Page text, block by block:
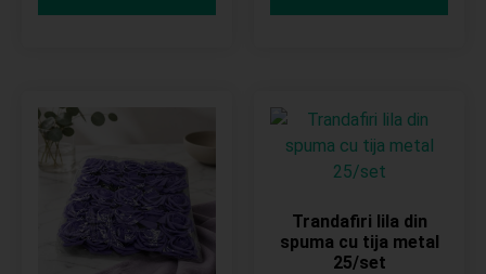
Trandafiri lila din
spuma cu tija metal
25/set